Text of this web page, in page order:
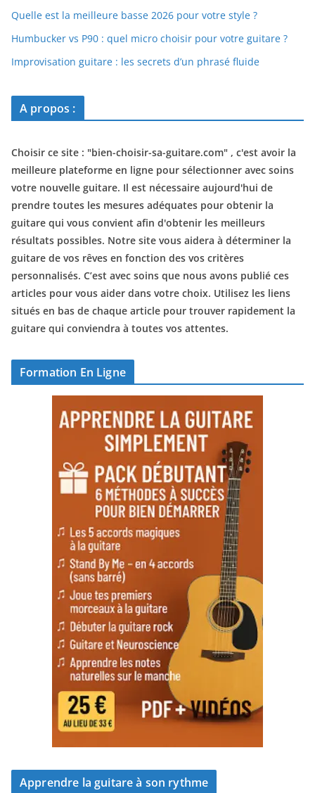
Quelle est la meilleure basse 2026 pour votre style ?
Humbucker vs P90 : quel micro choisir pour votre guitare ?
Improvisation guitare : les secrets d’un phrasé fluide
A propos :
Choisir ce site : "bien-choisir-sa-guitare.com" , c'est avoir la
meilleure plateforme en ligne pour sélectionner avec soins
votre nouvelle guitare. Il est nécessaire aujourd'hui de
prendre toutes les mesures adéquates pour obtenir la
guitare qui vous convient afin d'obtenir les meilleurs
résultats possibles. Notre site vous aidera à déterminer la
guitare de vos rêves en fonction des vos critères
personnalisés. C’est avec soins que nous avons publié ces
articles pour vous aider dans votre choix. Utilisez les liens
situés en bas de chaque article pour trouver rapidement la
guitare qui conviendra à toutes vos attentes.
Formation En Ligne
Apprendre la guitare à son rythme